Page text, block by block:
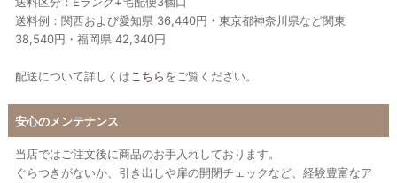
送料例：関西および愛知県 36,440円・東京都神奈川県など関東
38,540円・福岡県 42,340円
配送について詳しくは こちらをご覧ください。
安心のメンテナンス
当店ではご注文後に商品のお手入れしております。
ぐらつきがないか、引き出しや扉の開閉チェックなど、経験豊富なア